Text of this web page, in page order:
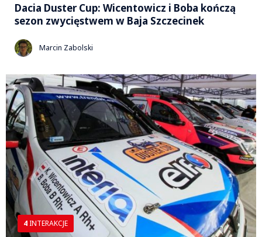
Dacia Duster Cup: Wicentowicz i Boba kończą
sezon zwycięstwem w Baja Szczecinek
Marcin Zabolski
4 INTERAKCJE